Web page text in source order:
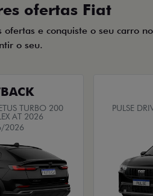
ofertas Fiat
ofertas e conquiste o seu carro
o seu.
TURBO 200
AT 2026
2026
PULSE